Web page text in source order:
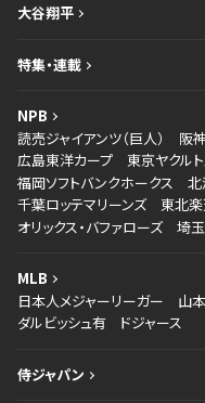
大谷翔平
特集・連載
NPB
読売ジャイアンツ（巨人）
阪
広島東洋カープ
東京ヤクル
福岡ソフトバンクホークス
北
千葉ロッテマリーンズ
東北
オリックス・バファローズ
埼
MLB
日本人メジャーリーガー
山
ダルビッシュ有
ドジャース
侍ジャパン